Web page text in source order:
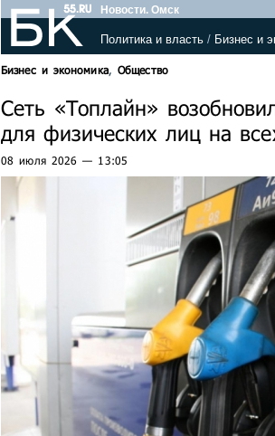
Новости. Омск
Политика и власть / Бизнес и
Бизнес и экономика,Общество
Сеть «Топлайн»
для физических лиц на
08 июля 2026 — 13:05